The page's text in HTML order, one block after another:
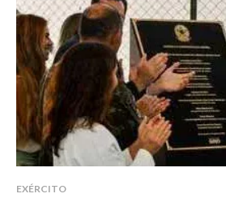
EXÉRCITO